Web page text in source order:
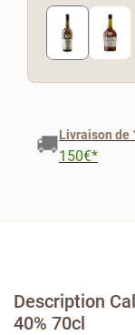
🚚Livraison de
150€*
Description
40% 70cl